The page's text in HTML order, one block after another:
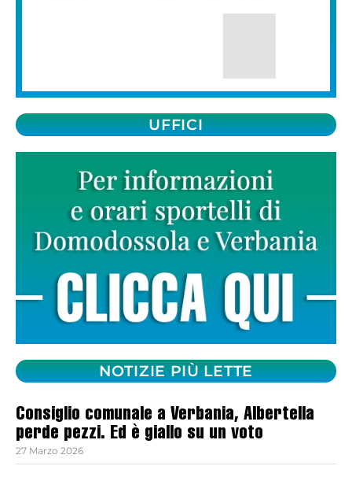
UFFICI
NOTIZIE PIÙ LETTE
Consiglio comunale a Verbania, Albertella
perde pezzi. Ed è giallo su un voto
27 Marzo 2026